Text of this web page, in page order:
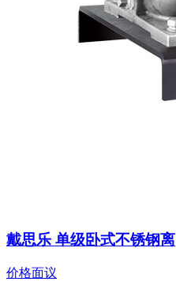
戴思乐 单级卧式不锈钢离
价格面议